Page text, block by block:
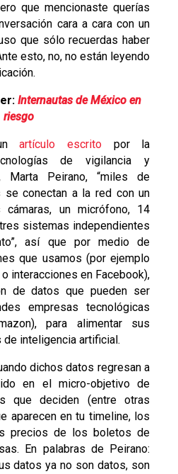
que mencionaste querías
cara a cara con un
que sólo recuerdas haber
esto, no, no están leyendo
Internautas de México en
riesgo
artículo escrito por la
de vigilancia y
Marta Peirano, “miles de
conectan a la red con un
un micrófono, 14
sistemas independientes
así que por medio de
que usamos (por ejemplo
interacciones en Facebook),
de datos que pueden ser
empresas tecnológicas
para alimentar sus
inteligencia artificial.
dichos datos regresan a
en el micro-objetivo de
que deciden (entre otras
aparecen en tu timeline, los
precios de los boletos de
En palabras de Peirano:
datos ya no son datos, son